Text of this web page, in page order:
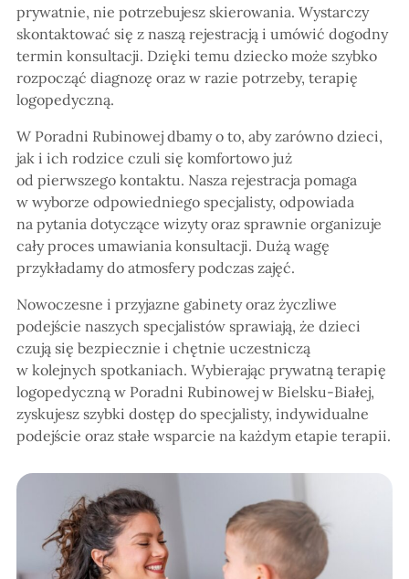
prywatnie, nie potrzebujesz skierowania. Wystarczy
skontaktować się z naszą rejestracją i umówić dogodny
termin konsultacji. Dzięki temu dziecko może szybko
rozpocząć diagnozę oraz w razie potrzeby, terapię
logopedyczną.
W Poradni Rubinowej dbamy o to, aby zarówno dzieci,
jak i ich rodzice czuli się komfortowo już
od pierwszego kontaktu. Nasza rejestracja pomaga
w wyborze odpowiedniego specjalisty, odpowiada
na pytania dotyczące wizyty oraz sprawnie organizuje
cały proces umawiania konsultacji. Dużą wagę
przykładamy do atmosfery podczas zajęć.
Nowoczesne i przyjazne gabinety oraz życzliwe
podejście naszych specjalistów sprawiają, że dzieci
czują się bezpiecznie i chętnie uczestniczą
w kolejnych spotkaniach. Wybierając prywatną terapię
logopedyczną w Poradni Rubinowej w Bielsku-Białej,
zyskujesz szybki dostęp do specjalisty, indywidualne
podejście oraz stałe wsparcie na każdym etapie terapii.